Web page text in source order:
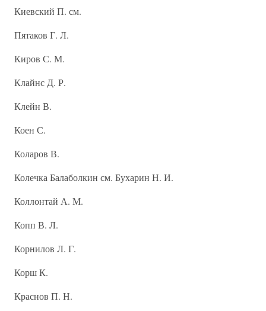
Киевский П. см.
Пятаков Г. Л.
Киров С. М.
Клайнс Д. Р.
Клейн В.
Коен С.
Коларов В.
Колечка Балаболкин см. Бухарин Н. И.
Коллонтай А. М.
Копп В. Л.
Корнилов Л. Г.
Корш К.
Краснов П. Н.